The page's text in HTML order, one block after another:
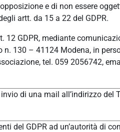
e di non essere
artt. da 15 a 22 del GDPR.
12 GDPR, mediante
n. 130 – 41124 Modena, in
tel. 059 2056742,
di una mail all’indirizzo del
del GDPR ad un’autorità di